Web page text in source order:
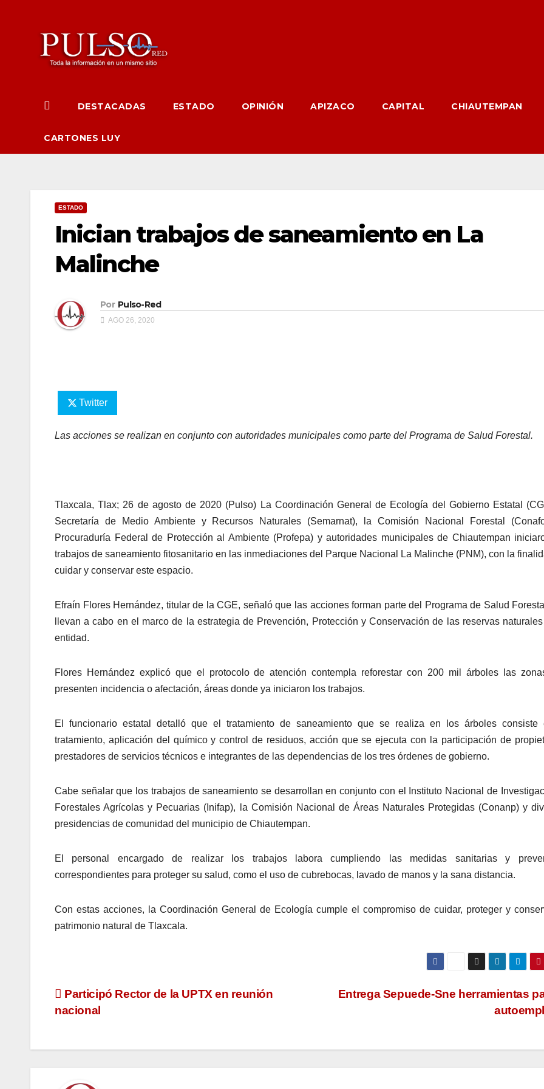
DESTACADAS ESTADO OPINIÓN APIZACO CAPITAL CHIAUTEMPAN
CARTONES LUY
ESTADO
Inician trabajos de saneamiento en La
Malinche
Por Pulso-Red
AGO 26, 2020
Twitter
Las acciones se realizan en conjunto con autoridades municipales como parte del Programa de Salud Forestal.
Tlaxcala, Tlax; 26 de agosto de 2020 (Pulso) La Coordinación General de Ecología del Gobierno Estatal
Secretaría de Medio Ambiente y Recursos Naturales (Semarnat), la Comisión Nacional Forestal
Procuraduría Federal de Protección al Ambiente (Profepa) y autoridades municipales de Chiautempan
trabajos de saneamiento fitosanitario en las inmediaciones del Parque Nacional La Malinche (PNM), con la
cuidar y conservar este espacio.
Efraín Flores Hernández, titular de la CGE, señaló que las acciones forman parte del Programa de Salud
llevan a cabo en el marco de la estrategia de Prevención, Protección y Conservación de las reservas
entidad.
Flores Hernández explicó que el protocolo de atención contempla reforestar con 200 mil árboles las
presenten incidencia o afectación, áreas donde ya iniciaron los trabajos.
El funcionario estatal detalló que el tratamiento de saneamiento que se realiza en los árboles consiste
tratamiento, aplicación del químico y control de residuos, acción que se ejecuta con la participación de
prestadores de servicios técnicos e integrantes de las dependencias de los tres órdenes de gobierno.
Cabe señalar que los trabajos de saneamiento se desarrollan en conjunto con el Instituto Nacional de
Forestales Agrícolas y Pecuarias (Inifap), la Comisión Nacional de Áreas Naturales Protegidas (Conanp) y
presidencias de comunidad del municipio de Chiautempan.
El personal encargado de realizar los trabajos labora cumpliendo las medidas sanitarias y
correspondientes para proteger su salud, como el uso de cubrebocas, lavado de manos y la sana distancia.
Con estas acciones, la Coordinación General de Ecología cumple el compromiso de cuidar, proteger y
patrimonio natural de Tlaxcala.
Navegación
entradas
Entrega Sepuede-Sne herramientas
Participó Rector de la UPTX en reunión
nacional